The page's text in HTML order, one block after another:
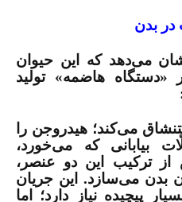
می‌دهد که این حیوان
«دستگاه هاضمه» تولید
می‌کند؛ هیدروجن را
بیابانی که می‌خورد،
از ترکیب این دو عنصر،
بدن می‌سازد. این جریان
پیچیده نیاز دارد؛ اما